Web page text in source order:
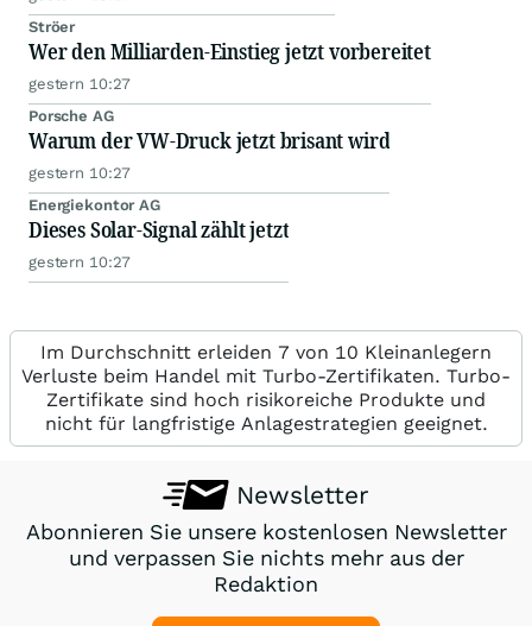
Ströer
Wer den Milliarden-Einstieg jetzt vorbereitet
gestern 10:27
Porsche AG
Warum der VW-Druck jetzt brisant wird
gestern 10:27
Energiekontor AG
Dieses Solar-Signal zählt jetzt
gestern 10:27
Im Durchschnitt erleiden 7 von 10 Kleinanlegern
Verluste beim Handel mit Turbo-Zertifikaten. Turbo-
Zertifikate sind hoch risikoreiche Produkte und
nicht für langfristige Anlagestrategien geeignet.
Newsletter
Abonnieren Sie unsere kostenlosen Newsletter
und verpassen Sie nichts mehr aus der
Redaktion